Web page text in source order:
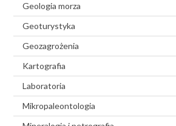
Geologia morza
Geoturystyka
Geozagrożenia
Kartografia
Laboratoria
Mikropaleontologia